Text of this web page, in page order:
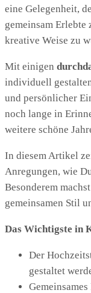
eine Gelegenheit,
gemeinsam
kreative Weise zu
Mit einigen
individuell
und persönlicher
noch lange in
weitere schöne
In diesem Artikel
Anregungen, wie
Besonderem
gemeinsamen Stil
Das Wichtigste in
Der
gestaltet